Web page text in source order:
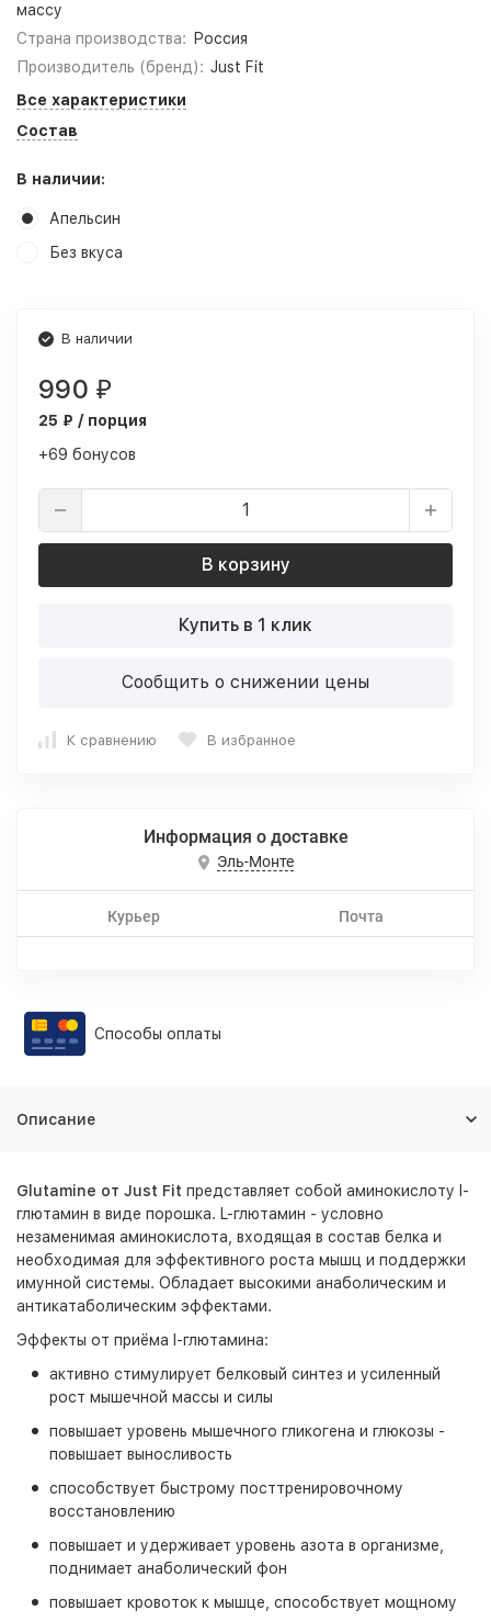
массу
Страна производства:
Россия
Производитель (бренд): Just Fit
Все характеристики
Состав
В наличии:
Апельсин
Без вкуса
В наличии
990 ₽
25 ₽ / порция
+69 бонусов
В корзину
Купить в 1 клик
Сообщить о снижении цены
К сравнению В избранное
Информация о доставке
Эль-Монте
Курьер Почта
Способы оплаты
Описание
Glutamine от Just Fit представляет собой аминокислоту l-
глютамин в виде порошка. L-глютамин - условно
незаменимая аминокислота, входящая в состав белка и
необходимая для эффективного роста мышц и поддержки
имунной системы. Обладает высокими анаболическим и
антикатаболическим эффектами.
Эффекты от приёма l-глютамина:
активно стимулирует белковый синтез и усиленный
рост мышечной массы и силы
повышает уровень мышечного гликогена и глюкозы -
повышает выносливость
способствует быстрому посттренировочному
восстановлению
повышает и удерживает уровень азота в организме,
поднимает анаболический фон
повышает кровоток к мышце, способствует мощному